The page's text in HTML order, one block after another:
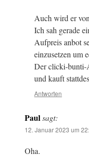
Auch wird er
Ich sah gerade
Aufpreis anbot
einzusetzen um
Der clicki-
und kauft
Antworten
Paul sagt:
12. Januar 2023 um
Oha.